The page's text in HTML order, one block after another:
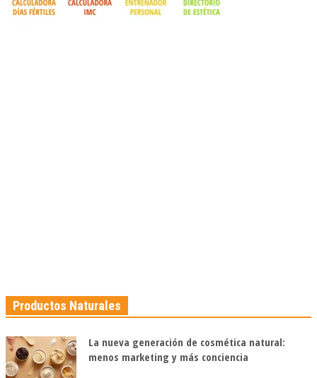
Productos Naturales
La nueva generación de cosmética natural:
menos marketing y más conciencia